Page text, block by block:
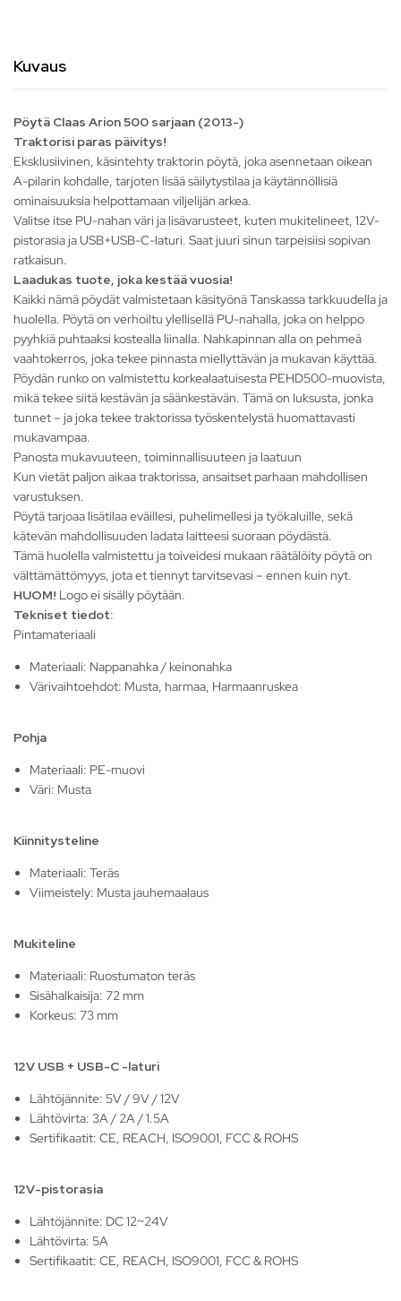
Kuvaus
Pöytä Claas Arion 500 sarjaan (2013-)
Traktorisi paras päivitys!
Eksklusiivinen, käsintehty traktorin pöytä, joka asennetaan oikean
A-pilarin kohdalle, tarjoten lisää säilytystilaa ja käytännöllisiä
ominaisuuksia helpottamaan viljelijän arkea.
Valitse itse PU-nahan väri ja lisävarusteet, kuten mukitelineet, 12V-
pistorasia ja USB+USB-C-laturi. Saat juuri sinun tarpeisiisi sopivan
ratkaisun.
Laadukas tuote, joka kestää vuosia!
Kaikki nämä pöydät valmistetaan käsityönä Tanskassa tarkkuudella ja
huolella. Pöytä on verhoiltu ylellisellä PU-nahalla, joka on helppo
pyyhkiä puhtaaksi kostealla liinalla. Nahkapinnan alla on pehmeä
vaahtokerros, joka tekee pinnasta miellyttävän ja mukavan käyttää.
Pöydän runko on valmistettu korkealaatuisesta PEHD500-muovista,
mikä tekee siitä kestävän ja säänkestävän. Tämä on luksusta, jonka
tunnet – ja joka tekee traktorissa työskentelystä huomattavasti
mukavampaa.
Panosta mukavuuteen, toiminnallisuuteen ja laatuun
Kun vietät paljon aikaa traktorissa, ansaitset parhaan mahdollisen
varustuksen.
Pöytä tarjoaa lisätilaa eväillesi, puhelimellesi ja työkaluille, sekä
kätevän mahdollisuuden ladata laitteesi suoraan pöydästä.
Tämä huolella valmistettu ja toiveidesi mukaan räätälöity pöytä on
välttämättömyys, jota et tiennyt tarvitsevasi – ennen kuin nyt.
HUOM! Logo ei sisälly pöytään.
Tekniset tiedot:
Pintamateriaali
Materiaali: Nappanahka / keinonahka
Värivaihtoehdot: Musta, harmaa, Harmaanruskea
Pohja
Materiaali: PE-muovi
Väri: Musta
Kiinnitysteline
Materiaali: Teräs
Viimeistely: Musta jauhemaalaus
Mukiteline
Materiaali: Ruostumaton teräs
Sisähalkaisija: 72 mm
Korkeus: 73 mm
12V USB + USB-C -laturi
Lähtöjännite: 5V / 9V / 12V
Lähtövirta: 3A / 2A / 1.5A
Sertifikaatit: CE, REACH, ISO9001, FCC & ROHS
12V-pistorasia
Lähtöjännite: DC 12~24V
Lähtövirta: 5A
Sertifikaatit: CE, REACH, ISO9001, FCC & ROHS